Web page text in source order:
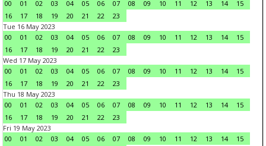
00 01 02 03 04 05 06 07 08 09 10 11 12 13 14
15
16
17 18 19 20 21 22
23
Tue 16 May 2023
00
01 02 03 04 05 06 07 08 09 10 11 12 13 14
15
16
17 18 19 20 21 22
23
Wed 17 May 2023
00
01 02 03 04 05 06 07 08 09 10 11 12 13 14
15
16
17 18 19 20 21 22
23
Thu 18 May 2023
00
01 02 03 04 05 06 07 08 09 10 11 12 13 14
15
16
17 18 19 20 21 22
23
Fri 19 May 2023
00
01 02 03 04 05 06 07 08 09 10 11 12 13 14
15